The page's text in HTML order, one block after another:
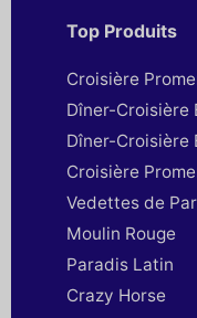
Top Produits
Croisière
Dîner-Croisière
Dîner-Croisière
Croisière
Vedettes de
Moulin Rouge
Paradis Latin
Crazy Horse